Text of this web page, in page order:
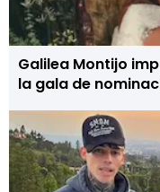
Galilea Montijo
la gala de